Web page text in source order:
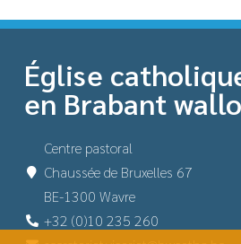
Église
en Brabant
Centre pastoral
Chaussée de Bruxelles 67
BE-1300 Wavre
+32 (0)10 235 260